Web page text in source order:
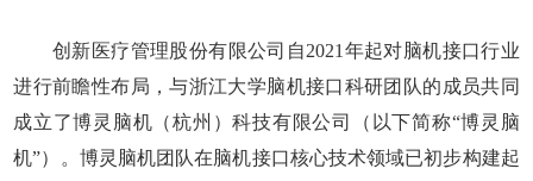
创新医疗管理股份有限公司自2021年起对脑机接口行业
进行前瞻性布局，与浙江大学脑机接口科研团队的成员共同
成立了博灵脑机（杭州）科技有限公司（以下简称“博灵脑
机”）。博灵脑机团队在脑机接口核心技术领域已初步构建起